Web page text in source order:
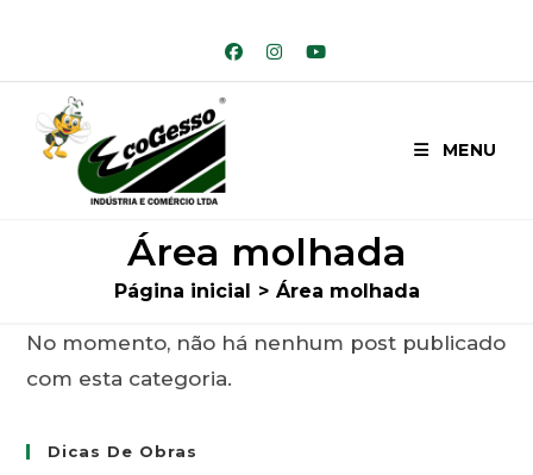
conteúdo
MENU
Área molhada
Página inicial > Área molhada
No momento, não há nenhum post publicado
com esta categoria.
Dicas De Obras